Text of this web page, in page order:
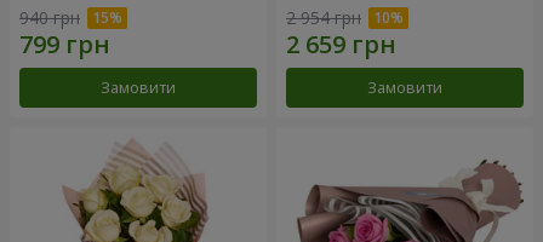
940 грн
Замовити
2 954 грн
Замовити